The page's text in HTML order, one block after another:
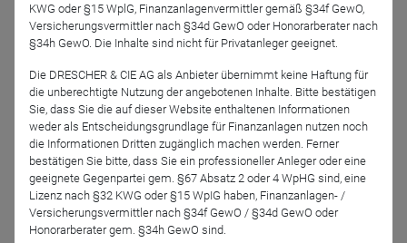
Referenten
Ivan Domjanic
M&G Luxembourg S.A.
KWG oder §15 WplG, Finanzanlagenvermittler gemäß §34f GewO,
Versicherungsvermittler nach §34d GewO oder Honorarberater nach
§34h GewO. Die Inhalte sind nicht für Privatanleger geeignet.
Die DRESCHER & CIE AG als Anbieter übernimmt keine Haftung für
die unberechtigte Nutzung der angebotenen Inhalte. Bitte bestätigen
Sie, dass Sie die auf dieser Website enthaltenen Informationen
weder als Entscheidungsgrundlage für Finanzanlagen nutzen noch
die Informationen Dritten zugänglich machen werden. Ferner
bestätigen Sie bitte, dass Sie ein professioneller Anleger oder eine
geeignete Gegenpartei gem. §67 Absatz 2 oder 4 WpHG sind, eine
Lizenz nach §32 KWG oder §15 WpIG haben, Finanzanlagen- /
Versicherungsvermittler nach §34f GewO / §34d GewO oder
Honorarberater gem. §34h GewO sind.